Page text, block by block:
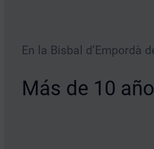
En la Bisbal d’Empordà
Más de 10